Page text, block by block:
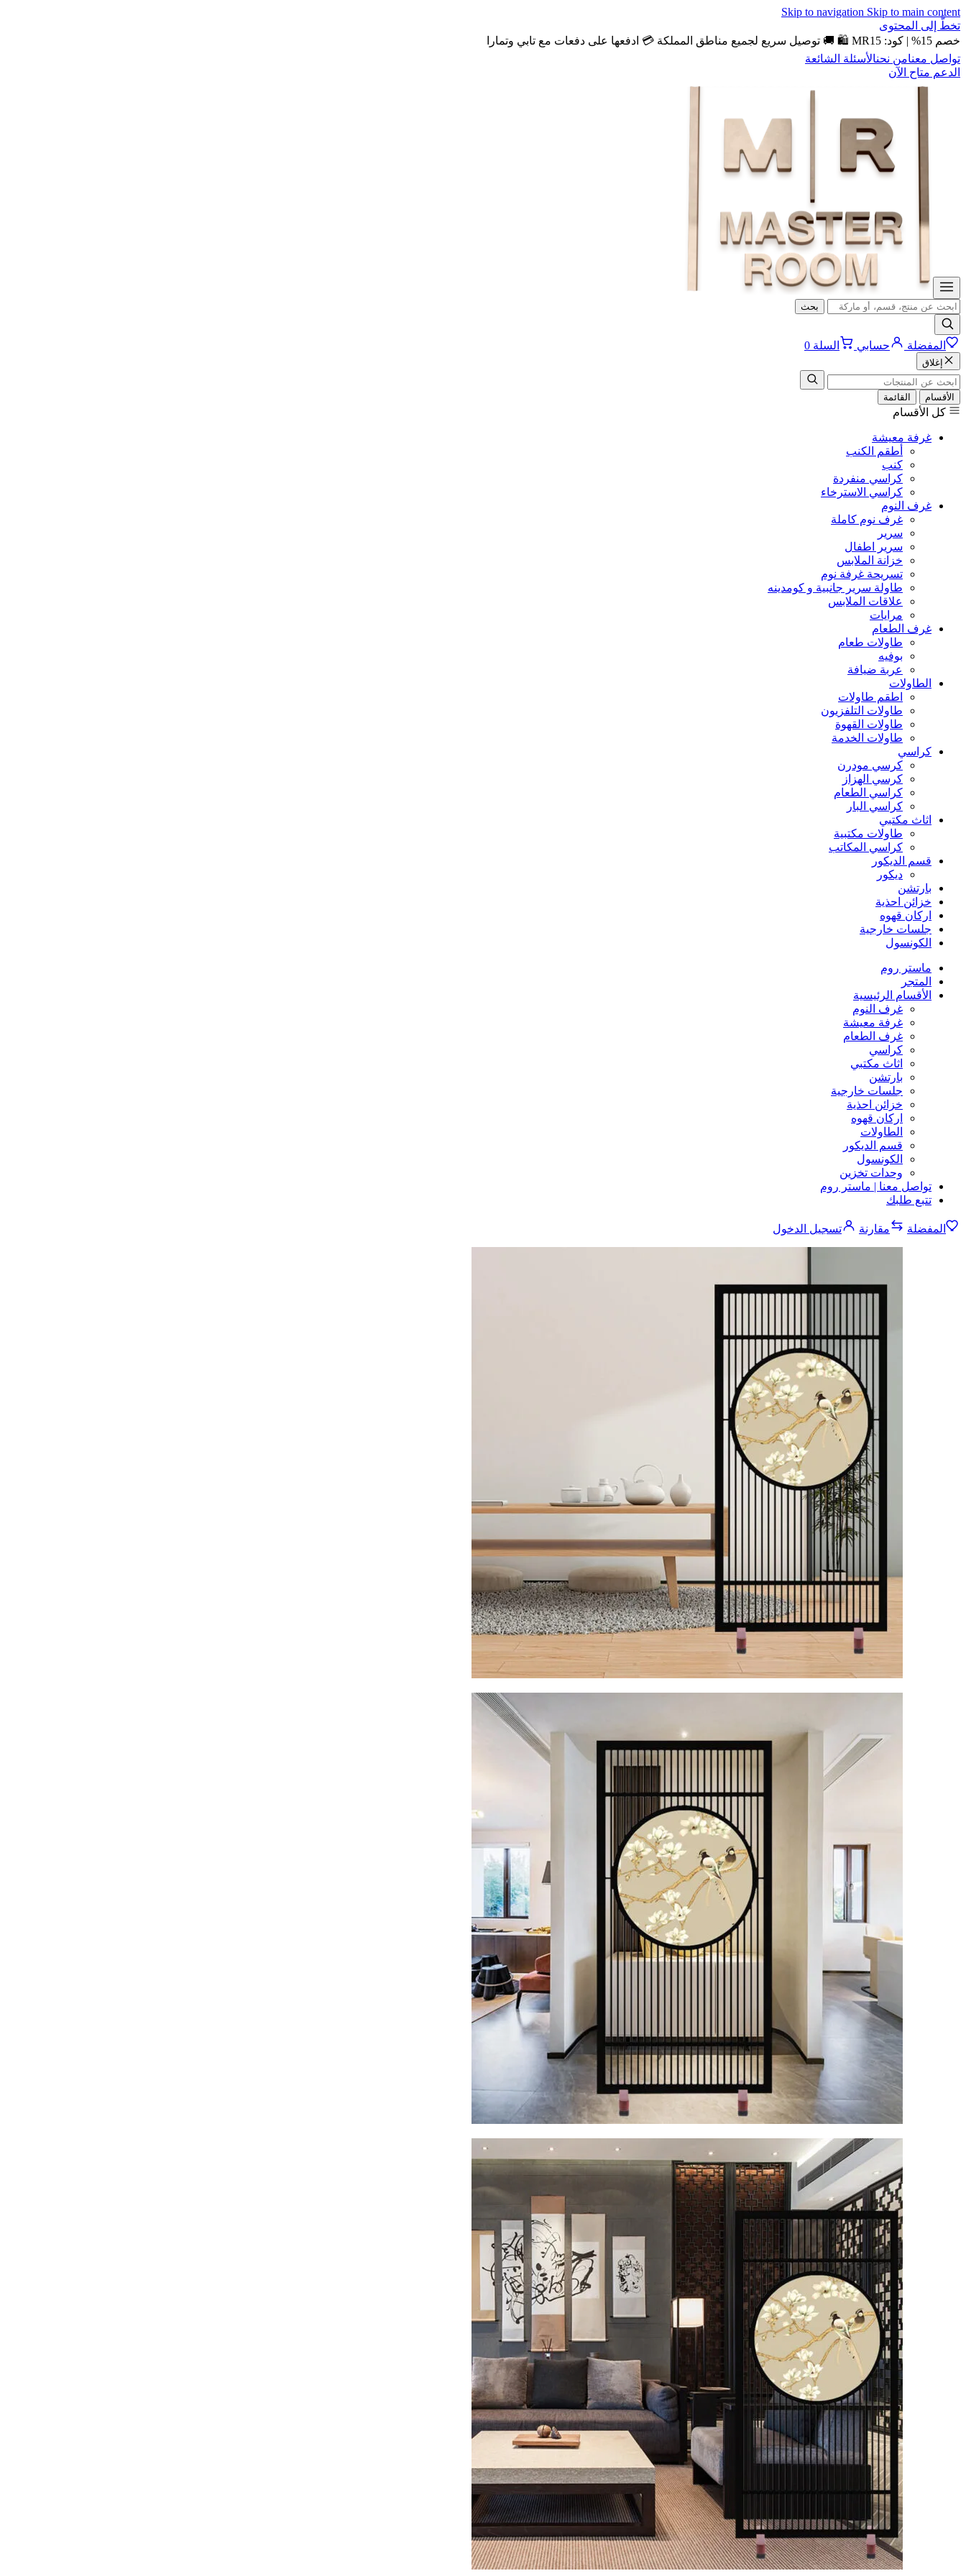
Skip to navigation Skip to main content
تخطَّ إلى المحتوى
خصم 15% | كود: MR15 🛍️
🚚 توصيل سريع لجميع مناطق المملكة 💳 ادفعها على دفعات مع تابي وتمارا
تواصل معنامن نحنالأسئلة الشائعة
الدعم متاح الآن
بحث
المفضلة حسابي السلة 0
إغلاق
الأقسام القائمة
كل الأقسام
غرفة معيشة
أطقم الكنب
كنب
كراسي منفردة
كراسي الاسترخاء
غرف النوم
غرف نوم كاملة
سرير
سرير اطفال
خزانة الملابس
تسريحة غرفة نوم
طاولة سرير جانبية و كومدينه
علاقات الملابس
مرايات
غرف الطعام
طاولات طعام
بوفيه
عربة ضيافة
الطاولات
اطقم طاولات
طاولات التلفزيون
طاولات القهوة
طاولات الخدمة
كراسي
كرسي مودرن
كرسي الهزاز
كراسي الطعام
كراسي البار
اثاث مكتبي
طاولات مكتبية
كراسي المكاتب
قسم الديكور
ديكور
بارتشن
خزائن احذية
اركان قهوه
جلسات خارجية
الكونسول
ماستر روم
المتجر
الأقسام الرئيسية
غرف النوم
غرفة معيشة
غرف الطعام
كراسي
اثاث مكتبي
بارتشن
جلسات خارجية
خزائن احذية
اركان قهوه
الطاولات
قسم الديكور
الكونسول
وحدات تخزين
تواصل معنا | ماستر روم
تتبع طلبك
المفضلة مقارنة تسجيل الدخول